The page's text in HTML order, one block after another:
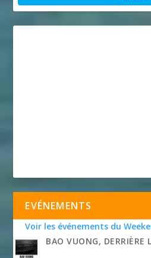
EVÉNEMENTS
Voir les événements du
BAO VUONG, DERRIÈRE